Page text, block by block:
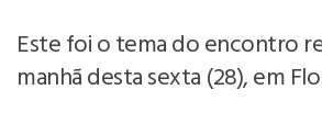
Este foi o tema do encontro
manhã desta sexta (28), em